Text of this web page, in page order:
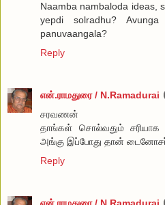
Naamba nambaloda ideas,
yepdi solradhu?
panuvaangala?
Reply
என்.ராமதுரை / N.Ramadurai
சரவணன்
தாங்கள் சொல்வதும் சரியாக
அங்கு இப்போது தான்
Reply